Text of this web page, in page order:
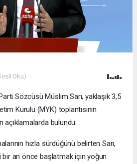
Oku)
Sözcüsü Müslim Sarı, yaklaşık 3,5
Kurulu (MYK) toplantısının
açıklamalarda bulundu.
hızla sürdüğünü belirten Sarı,
bir an önce başlatmak için yoğun